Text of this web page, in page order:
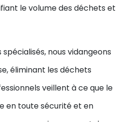
le volume des déchets et
nous vidangeons
éliminant les déchets
veillent à ce que le
en toute sécurité et en
environnementales.